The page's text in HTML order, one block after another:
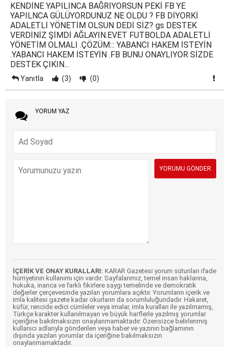
KENDİNE YAPILINCA BAĞRIYORSUN PEKİ FB YE
YAPILNCA GÜLÜYORDUNUZ NE OLDU ? FB DİYORKİ
ADALETLİ YÖNETİM OLSUN DEDİ SİZ? gs DESTEK
VERDİNİZ ŞİMDİ AĞLAYIN.EVET FUTBOLDA ADALETLİ
YÖNETİM OLMALI .ÇÖZÜM::: YABANCI HAKEM İSTEYİN
.YABANCI HAKEM İSTEYİN .FB BUNU ONAYLIYOR SİZDE
DESTEK ÇIKIN...
Yanıtla (3) (0)
YORUM YAZ
İÇERİK VE ONAY KURALLARI: KARAR Gazetesi yorum sütunları ifade
hürriyetinin kullanımı için vardır. Sayfalarımız, temel insan haklarına,
hukuka, inanca ve farklı fikirlere saygı temelinde ve demokratik
değerler çerçevesinde yazılan yorumlara açıktır. Yorumların içerik ve
imla kalitesi gazete kadar okurların da sorumluluğundadır. Hakaret,
küfür, rencide edici cümleler veya imalar, imla kuralları ile yazılmamış,
Türkçe karakter kullanılmayan ve büyük harflerle yazılmış yorumlar
içeriğine bakılmaksızın onaylanmamaktadır. Özensizce belirlenmiş
kullanıcı adlarıyla gönderilen veya haber ve yazının bağlamının
dışında yazılan yorumlar da içeriğine bakılmaksızın
onaylanmamaktadır.